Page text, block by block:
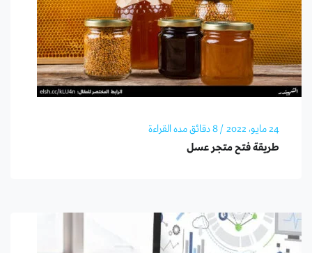
24 مايو، 2022 / 8 دقائق مده القراءة
طريقة فتح متجر عسل